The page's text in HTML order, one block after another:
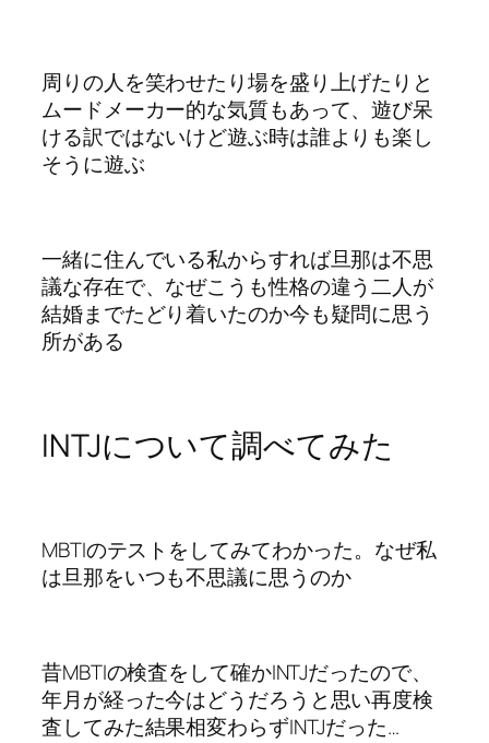
周りの人を笑わせたり場を盛り上げたりと
ムードメーカー的な気質もあって、遊び呆
ける訳ではないけど遊ぶ時は誰よりも楽し
そうに遊ぶ
一緒に住んでいる私からすれば旦那は不思
議な存在で、なぜこうも性格の違う二人が
結婚までたどり着いたのか今も疑問に思う
所がある
INTJについて調べてみた
MBTIのテストをしてみてわかった。なぜ私
は旦那をいつも不思議に思うのか
昔MBTIの検査をして確かINTJだったので、
年月が経った今はどうだろうと思い再度検
査してみた結果相変わらずINTJだった…